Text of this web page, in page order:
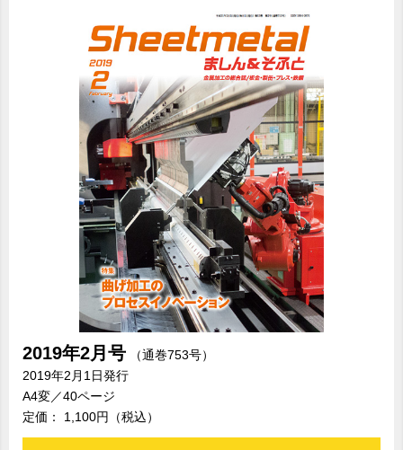
2019年2月号
（通巻753号）
2019年2月1日発行
A4変／40ページ
定価： 1,100円（税込）